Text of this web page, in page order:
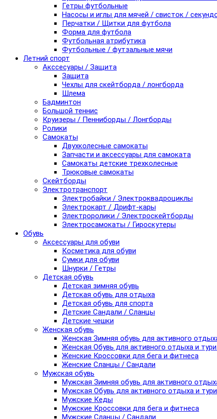
Гетры футбольные
Насосы и иглы для мячей / свисток /
Перчатки / Щитки для футбола
Форма для футбола
Футбольная атрибутика
Футбольные / футзальные мячи
Летний спорт
Акссесуары / Защита
Защита
Чехлы для скейтборда / лонгборда
Шлема
Бадминтон
Большой теннис
Круизеры / Пенниборды / Лонгборды
Ролики
Самокаты
Двухколесные самокаты
Запчасти и аксессуары для самоката
Самокаты детские трехколесные
Трюковые самокаты
Скейтборды
Электротранспорт
Электробайки / Электроквадроциклы
Электрокарт / Дрифт-кары
Электроролики / Электроскейтборды
Электросамокаты / Гироскутеры
Обувь
Аксессуары для обуви
Косметика для обуви
Сумки для обуви
Шнурки / Гетры
Детская обувь
Детская зимняя обувь
Детская обувь для отдыха
Детская обувь для спорта
Детские Сандали / Сланцы
Детские чешки
Женская обувь
Женская Зимняя обувь для активного
Женская Обувь для активного отдыха и
Женские Кроссовки для бега и фитнеса
Женские Сланцы / Сандали
Мужская обувь
Мужская Зимняя обувь для активного
Мужская Обувь для активного отдыха и
Мужские Кеды
Мужские Кроссовки для бега и фитнеса
Мужские Сланцы / Сандали